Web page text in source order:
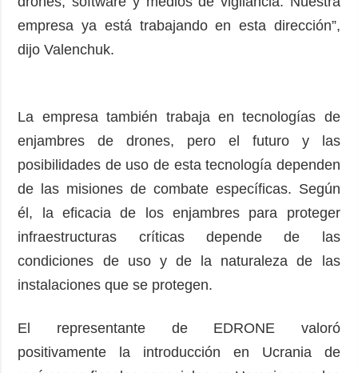
empresa ya está trabajando en esta dirección”,
dijo Valenchuk.
La empresa también trabaja en tecnologías de
enjambres de drones, pero el futuro y las
posibilidades de uso de esta tecnología dependen
de las misiones de combate específicas. Según
él, la eficacia de los enjambres para proteger
infraestructuras críticas depende de las
condiciones de uso y de la naturaleza de las
instalaciones que se protegen.
El representante de EDRONE valoró
positivamente la introducción en Ucrania de